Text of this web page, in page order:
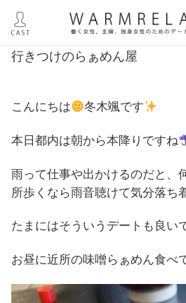
行きつけのらぁめん屋
こんにちは 冬木颯です
本日都内は朝から本降りですね
雨って仕事や出かけるのだと、
所歩くなら雨音聴けて気分落ち
たまにはそういうデートも良い
お昼に近所の味噌らぁめん食べ